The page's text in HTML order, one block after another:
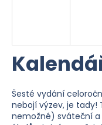
Šesté vydání
nebojí výzev, je tady!
nemožné) sváteční a
j
e
t
e